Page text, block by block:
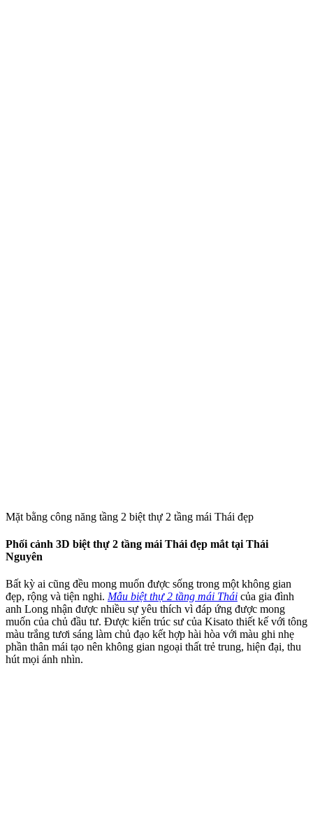
Mặt bằng công năng tầng 2 biệt thự 2 tầng mái Thái đẹp
Phối cảnh 3D biệt thự 2 tầng mái Thái đẹp mắt tại Thái
Nguyên
Bất kỳ ai cũng đều mong muốn được sống trong một không gian
đẹp, rộng và tiện nghi. Mẫu biệt thự 2 tầng mái Thái của gia đình
anh Long nhận được nhiều sự yêu thích vì đáp ứng được mong
muốn của chủ đầu tư. Được kiến trúc sư của Kisato thiết kế với tông
màu trắng tươi sáng làm chủ đạo kết hợp hài hòa với màu ghi nhẹ
phần thân mái tạo nên không gian ngoại thất trẻ trung, hiện đại, thu
hút mọi ánh nhìn.